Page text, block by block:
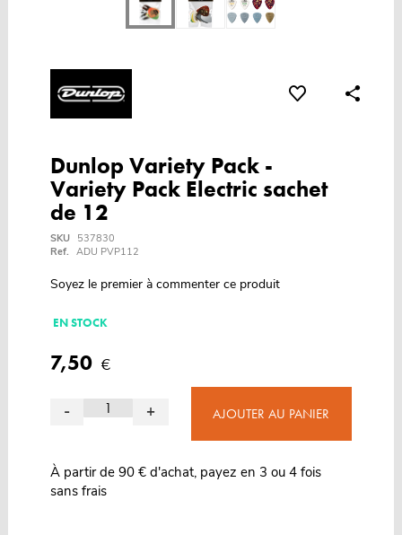
Dunlop Variety Pack -
Variety Pack Electric sachet
de 12
SKU
537830
Ref. ADU PVP112
Soyez le premier à commenter ce produit
EN STOCK
7,50 €
- + AJOUTER AU PANIER
À partir de 90 € d'achat, payez en 3 ou 4 fois
sans frais